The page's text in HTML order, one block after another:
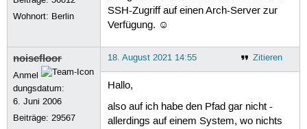
Wohnort: Berlin
SSH-Zugriff auf einen Arch-Server zur
Verfügung. ☺
noisefloor
Anmel
dungsdatum:
6. Juni 2006
Beiträge:29567
Zitieren
18. August 2021 14:55
Hallo,
also auf ich habe den Pfad gar nicht -
allerdings auf einem System, wo nichts